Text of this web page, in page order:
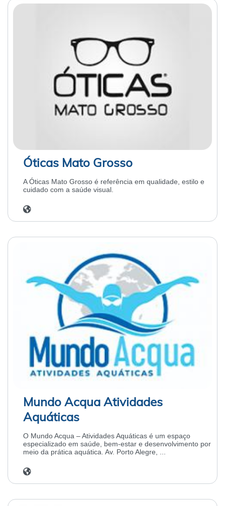
Óticas Mato Grosso
A Óticas Mato Grosso é referência em qualidade, estilo e
cuidado com a saúde visual.
Mundo Acqua Atividades
Aquáticas
O Mundo Acqua – Atividades Aquáticas é um espaço
especializado em saúde, bem-estar e desenvolvimento por
meio da prática aquática. Av. Porto Alegre, ...